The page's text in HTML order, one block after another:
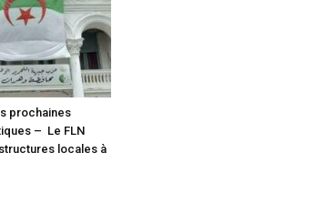
prochaines
– Le FLN
locales à